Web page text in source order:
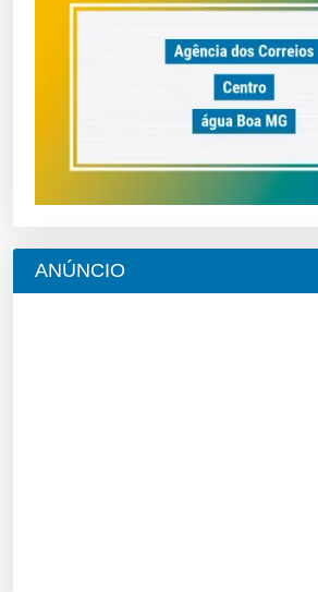
ANÚNCIO